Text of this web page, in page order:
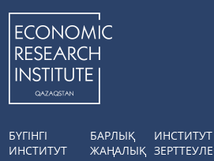
БҮГІНГІ
ИНСТИТУТ
БАРЛЫҚ
ЖАҢАЛЫҚ
ИНСТИТУТ